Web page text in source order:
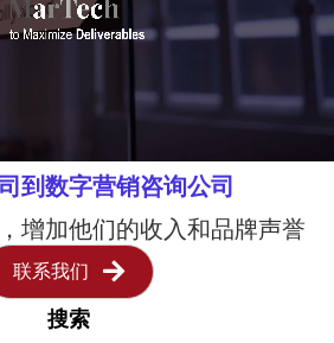
到数字营销咨询公司
增加他们的收入和品牌声誉
联系我们
搜索